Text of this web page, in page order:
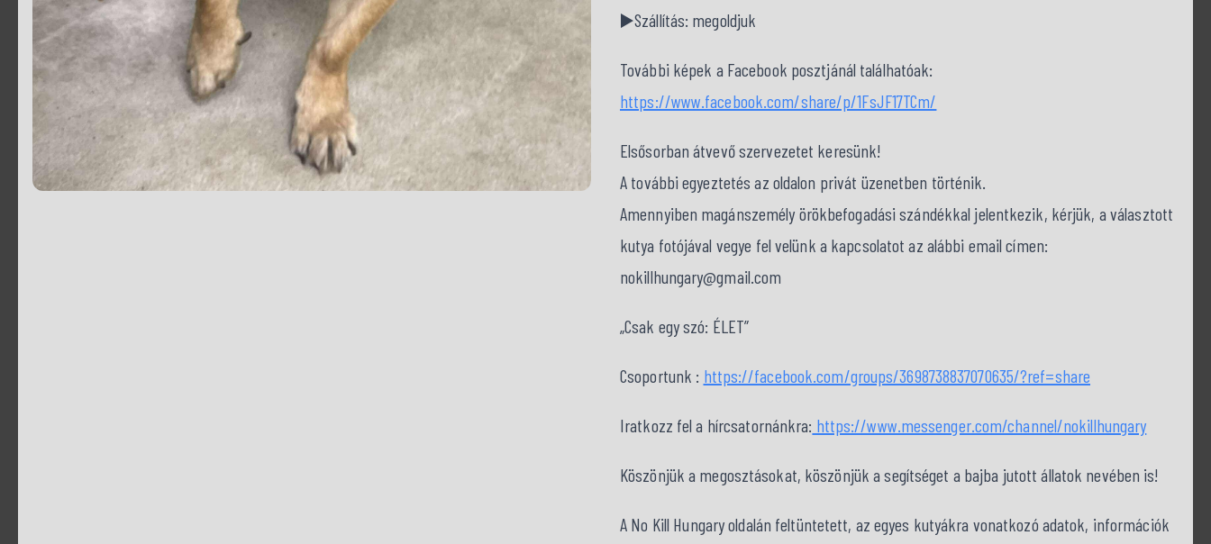
▶️Szállítás: megoldjuk
További képek a Facebook posztjánál találhatóak:
https://www.facebook.com/share/p/1FsJF17TCm/
Elsősorban átvevő szervezetet keresünk!
A további egyeztetés az oldalon privát üzenetben történik.
Amennyiben magánszemély örökbefogadási szándékkal jelentkezik, kérjük, a választott
kutya fotójával vegye fel velünk a kapcsolatot az alábbi email címen:
nokillhungary@gmail.com
„Csak egy szó: ÉLET”
Csoportunk : https://facebook.com/groups/3698738837070635/?ref=share
Iratkozz fel a hírcsatornánkra: https://www.messenger.com/channel/nokillhungary
Köszönjük a megosztásokat, köszönjük a segítséget a bajba jutott állatok nevében is!
A No Kill Hungary oldalán feltüntetett, az egyes kutyákra vonatkozó adatok, információk